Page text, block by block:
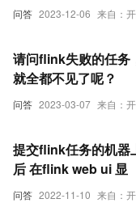
问答 2023-12-06 来自：
问答 2023-03-07 来自：
请问flink失败的任务
就全都不见了呢？
问答 2022-11-10 来自：
提交flink任务的机器
后 在flink web ui 显